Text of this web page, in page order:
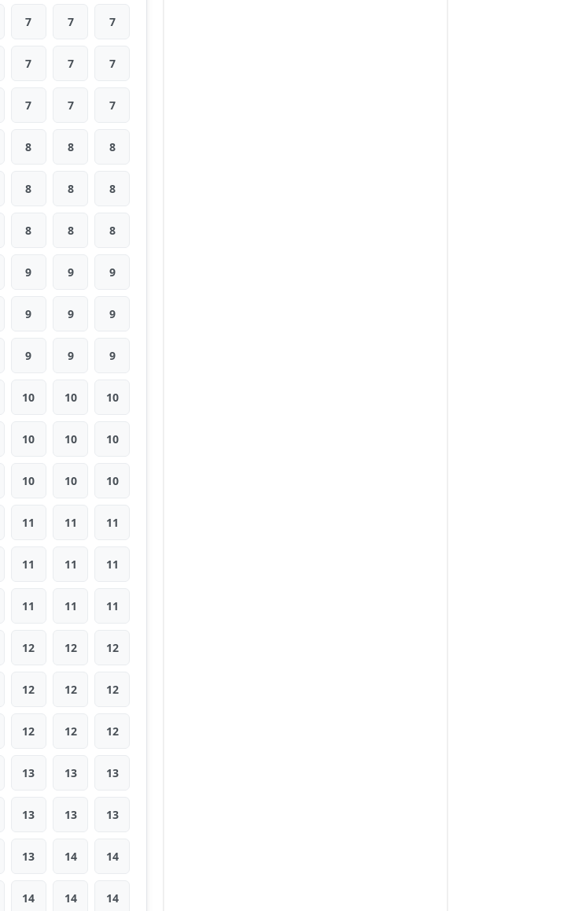
7 7 7
7 7 7
7 7 7
8 8 8
8 8 8
8 8 8
9 9 9
9 9 9
9 9 9
10 10 10
10 10 10
10 10 10
11 11 11
11 11 11
11 11 11
12 12 12
12 12 12
12 12 12
13 13 13
13 13 13
13 14 14
14 14 14